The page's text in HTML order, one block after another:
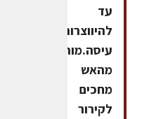
עד
להיווצרות
עיסה.מורידים
מהאש
מחכים
לקירור